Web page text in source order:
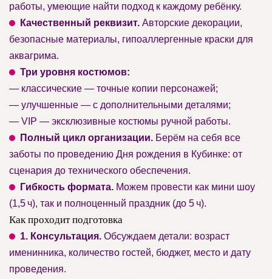
работы, умеющие найти подход к каждому ребёнку.
Качественный реквизит. Авторские декорации,
безопасные материалы, гипоаллергенные краски для
аквагрима.
Три уровня костюмов:
— классические — точные копии персонажей;
— улучшенные — с дополнительными деталями;
— VIP — эксклюзивные костюмы ручной работы.
Полный цикл организации. Берём на себя все
заботы по проведению Дня рождения в Кубинке: от
сценария до технического обеспечения.
Гибкость формата. Можем провести как мини шоу
(1,5 ч), так и полноценный праздник (до 5 ч).
Как проходит подготовка
1. Консультация. Обсуждаем детали: возраст
именинника, количество гостей, бюджет, место и дату
проведения.